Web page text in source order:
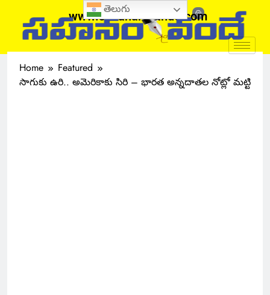
www.sahanamvande.com
Home
Featured
సాగుకు ఉరి.. అమెరికాకు సిరి – భారత అన్నదాతల నోట్లో మట్టి
తెలుగు